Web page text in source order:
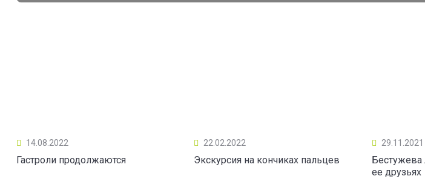
14.08.2022
Гастроли продолжаются
22.02.2022
Экскурсия на кончиках пальцев
29.11.2021
Бестужева
ее друзьях